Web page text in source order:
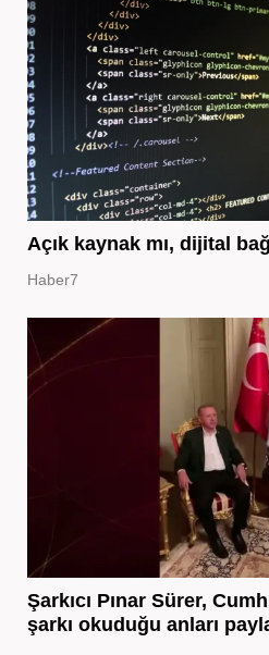
Açık kaynak mı, dijital
Haber7
Şarkıcı Pınar Sürer,
şarkı okuduğu anları